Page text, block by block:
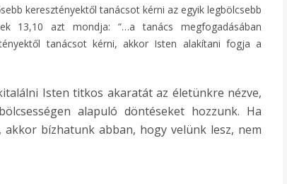
keresztényektől tanácsot kérni az egyik legbölcsebb
13,10 azt mondja: “…a tanács megfogadásában
tanácsot kérni, akkor Isten alakítani fogja a
Isten titkos akaratát az életünkre nézve,
alapuló döntéseket hozzunk. Ha
akkor bízhatunk abban, hogy velünk lesz, nem